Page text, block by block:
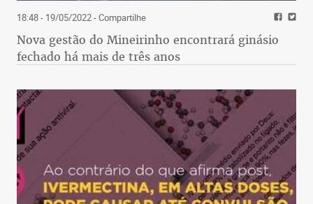
18:48 - 19/05/2022- Compartilhe
Nova gestão do Mineirinho encontrará ginásio
fechado há mais de três anos